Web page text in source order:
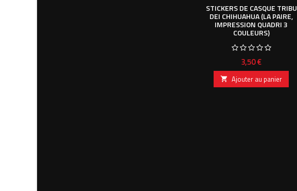
STICKERS DE CASQUE TRIBU
DEI CHIHUAHUA (LA PAIRE,
IMPRESSION QUADRI 3
COULEURS)
Prix
3,50 €
 Ajouter au panier